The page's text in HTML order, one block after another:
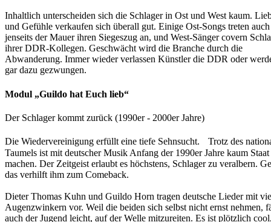
Inhaltlich unterscheiden sich die Schlager in Ost und West kaum.
und Gefühle verkaufen sich überall gut. Einige Ost-Songs treten auch
jenseits der Mauer ihren Siegeszug an, und West-Sänger covern
ihrer DDR-Kollegen. Geschwächt wird die Branche durch die
Abwanderung. Immer wieder verlassen Künstler die DDR oder
gar dazu gezwungen.
Modul „Guildo hat Euch lieb“
Der Schlager kommt zurück (1990er - 2000er Jahre)
Die Wiedervereinigung erfüllt eine tiefe Sehnsucht. Trotz des
Taumels ist mit deutscher Musik Anfang der 1990er Jahre kaum
machen. Der Zeitgeist erlaubt es höchstens, Schlager zu veralbern.
das verhilft ihm zum Comeback.
Dieter Thomas Kuhn und Guildo Horn tragen deutsche Lieder mit
Augenzwinkern vor. Weil die beiden sich selbst nicht ernst nehmen,
auch der Jugend leicht, auf der Welle mitzureiten. Es ist plötzlich